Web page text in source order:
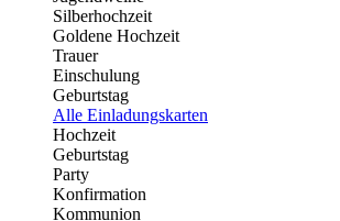
Silberhochzeit
Goldene Hochzeit
Trauer
Einschulung
Geburtstag
Alle Einladungskarten
Hochzeit
Geburtstag
Party
Konfirmation
Kommunion